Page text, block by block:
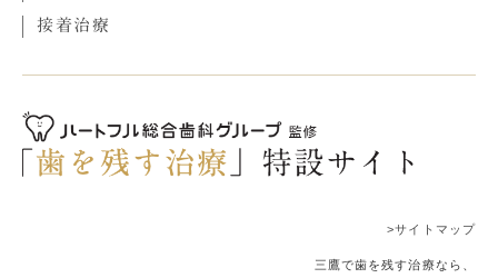
接着治療
>サイトマップ
三鷹で歯を残す治療なら、